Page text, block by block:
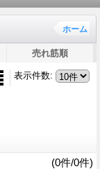
ホーム
売れ筋順
表示件数:
(0件/0件)